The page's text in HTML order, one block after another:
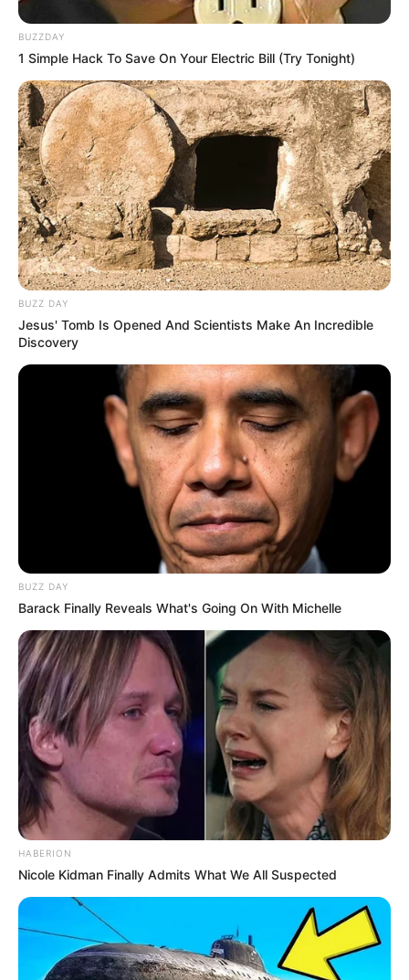
BUZZDAY
1 Simple Hack To Save On Your Electric Bill (Try Tonight)
BUZZ DAY
Jesus' Tomb Is Opened And Scientists Make An Incredible
Discovery
BUZZ DAY
Barack Finally Reveals What's Going On With Michelle
HABERION
Nicole Kidman Finally Admits What We All Suspected